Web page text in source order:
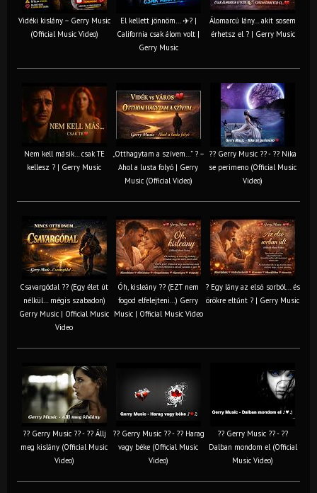
Vidéki kislány – Gerry Music
(Official Music Video)
El kellett jönnöm… ✈️? |
California csak álom volt |
Gerry Music
Álomarcú lány… akit sosem
érhetsz el ? | Gerry Music
Nem kell másik… csak TE
kellesz ? | Gerry Music
„Otthagytam a szívem…” ? –
Ahol a lusta folyó | Gerry
Music (Official Video)
?? Gerry Music ?? - ?? Nika
se perimeno (Official Music
Video)
Csavargódal ?? (Egy élet út
nélkül… mégis szabadon)
Gerry Music | Official Music
Video
Óh, kisleány ?? (EZT nem
fogod elfelejteni…) Gerry
Music | Official Music Video
? Egy lány az első sorból… és
örökre eltűnt ? | Gerry Music
?? Gerry Music ?? - ?? Állj
meg kislány (Official Music
Video)
?? Gerry Music ?? - ?? Harag
vagy béke (Official Music
Video)
?? Gerry Music ?? - ??
Dalban mondom el (Official
Music Video)